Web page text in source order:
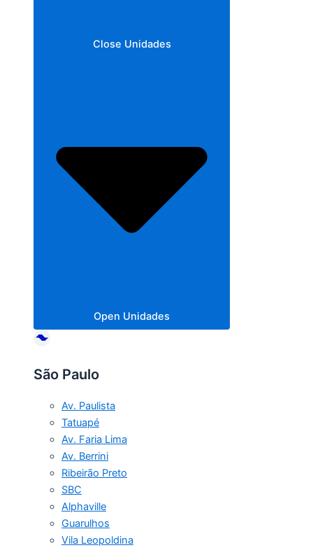
Close Unidades
Open Unidades
São Paulo
Av. Paulista
Tatuapé
Av. Faria Lima
Av. Berrini
Ribeirão Preto
SBC
Alphaville
Guarulhos
Vila Leopoldina